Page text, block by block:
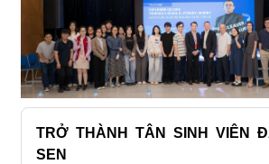
TRỞ THÀNH TÂN SINH VIÊN
SEN